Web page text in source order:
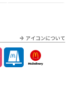
アイコンについて